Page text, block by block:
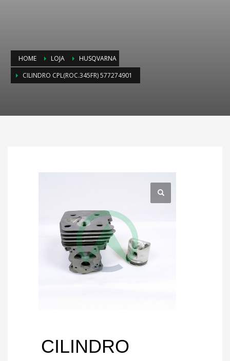
HOME LOJA
HUSQVARNA
CILINDRO CPL(ROC.345FR) 577274901
CILINDRO